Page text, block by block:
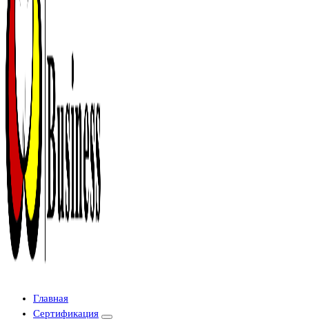
Центр сертификации в Уфе ( услуги по сертификации продукции ,
оформление декларации соответствия, отказного письма)
Главная
Сертификация